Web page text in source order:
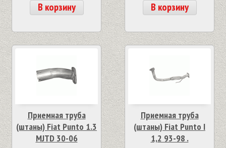
В корзину В корзину
Приемная труба
(штаны) Fiat Punto 1.3
MJTD 30-06
Приемная труба
(штаны) Fiat Punto I
1,2 93-98 .